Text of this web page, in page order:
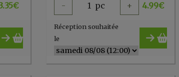
€ - 1 pc + 4.99€
Réception souhaitée
le